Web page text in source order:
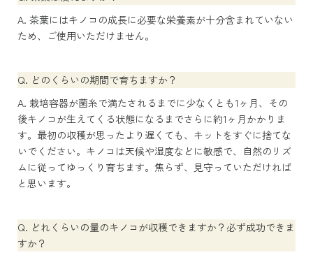
A. 茶葉にはキノコの成長に必要な栄養素が十分含まれていない
ため、ご使用いただけません。
Q. どのくらいの期間で育ちますか？
A. 栽培容器が菌糸で満たされるまでに少なくとも1ヶ月、その
後キノコが生えてくる状態になるまでさらに約1ヶ月かかりま
す。最初の収穫が思ったより遅くても、キットをすぐに捨てな
いでください。キノコは天候や湿度などに敏感で、自然のリズ
ムに従ってゆっくり育ちます。焦らず、見守っていただければ
と思います。
Q. どれくらいの量のキノコが収穫できますか？必ず成功できま
すか？